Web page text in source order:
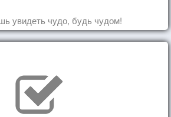
увидеть чудо, будь чудом!